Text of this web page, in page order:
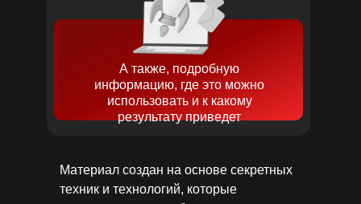
А также, подробную
информацию, где это можно
использовать и к какому
результату приведет
Материал создан на основе секретных
техник и технологий, которые